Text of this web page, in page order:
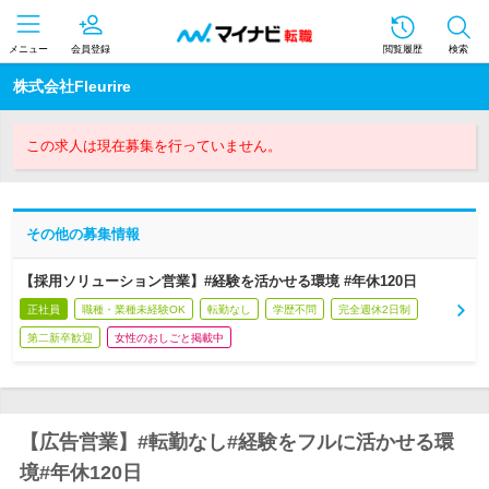
メニュー 会員登録 閲覧履歴 検索
株式会社Fleurire
この求人は現在募集を行っていません。
その他の募集情報
【採用ソリューション営業】#経験を活かせる環境 #年休120日
正社員 職種・業種未経験OK 転勤なし 学歴不問 完全週休2日制
第二新卒歓迎 女性のおしごと掲載中
【広告営業】#転勤なし#経験をフルに活かせる環
境#年休120日